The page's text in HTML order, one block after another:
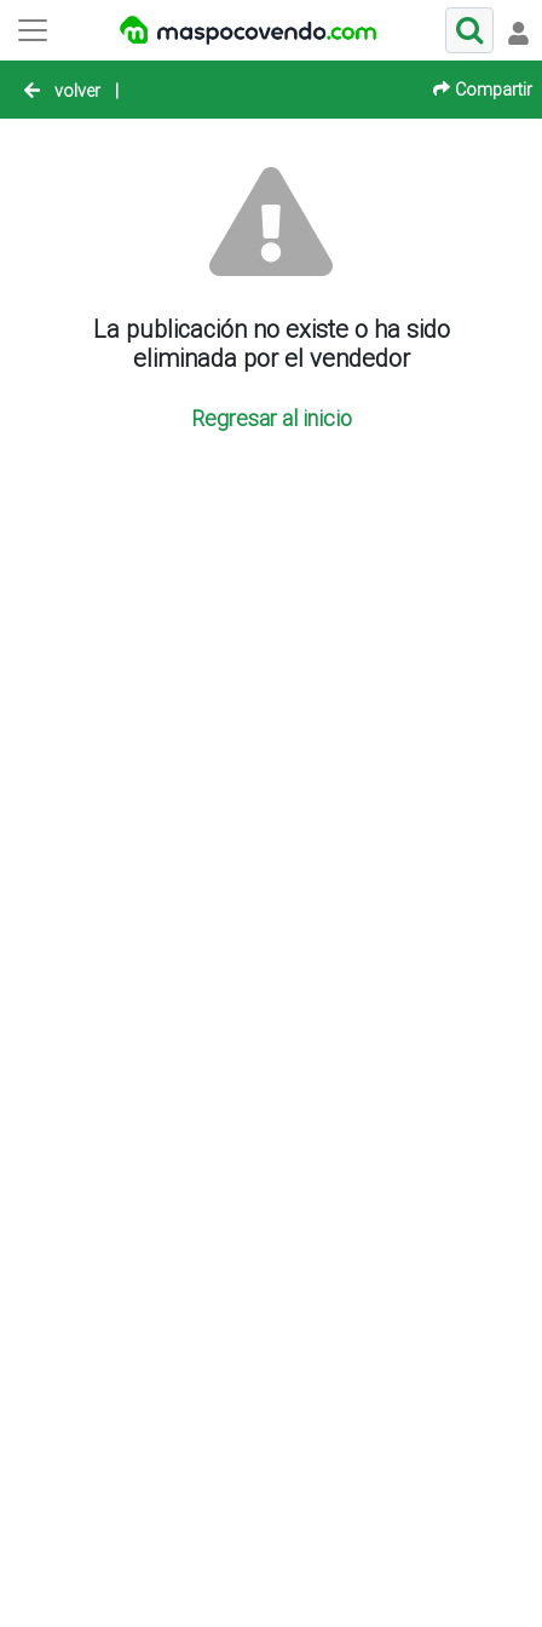
volver | Compartir
La publicación no existe o ha sido
eliminada por el vendedor
Regresar al inicio